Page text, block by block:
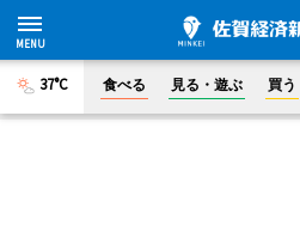
37°C 食べる 見る・遊ぶ 買う